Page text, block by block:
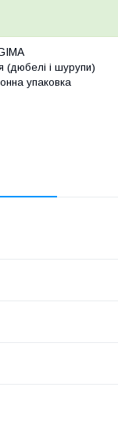
(дюбелі і шурупи)
упаковка